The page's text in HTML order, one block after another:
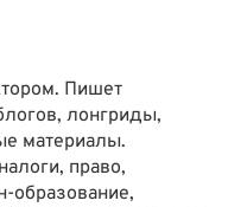
Пишет
лонгриды,
материалы.
право,
образование,